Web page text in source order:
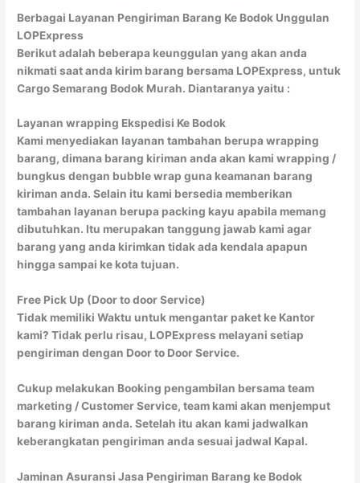
Berbagai Layanan Pengiriman Barang Ke Bodok Unggulan
LOPExpress
Berikut adalah beberapa keunggulan yang akan anda
nikmati saat anda kirim barang bersama LOPExpress, untuk
Cargo Semarang Bodok Murah. Diantaranya yaitu :
Layanan wrapping Ekspedisi Ke Bodok
Kami menyediakan layanan tambahan berupa wrapping
barang, dimana barang kiriman anda akan kami wrapping /
bungkus dengan bubble wrap guna keamanan barang
kiriman anda. Selain itu kami bersedia memberikan
tambahan layanan berupa packing kayu apabila memang
dibutuhkan. Itu merupakan tanggung jawab kami agar
barang yang anda kirimkan tidak ada kendala apapun
hingga sampai ke kota tujuan.
Free Pick Up (Door to door Service)
Tidak memiliki Waktu untuk mengantar paket ke Kantor
kami? Tidak perlu risau, LOPExpress melayani setiap
pengiriman dengan Door to Door Service.
Cukup melakukan Booking pengambilan bersama team
marketing / Customer Service, team kami akan menjemput
barang kiriman anda. Setelah itu akan kami jadwalkan
keberangkatan pengiriman anda sesuai jadwal Kapal.
Jaminan Asuransi Jasa Pengiriman Barang ke Bodok